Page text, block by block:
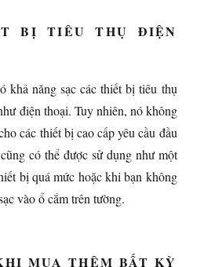
BỊ TIÊU THỤ ĐIỆN
khả năng sạc các thiết bị tiêu thụ
điện thoại. Tuy nhiên, nó không
các thiết bị cao cấp yêu cầu đầu
có thể được sử dụng như một
bị quá mức hoặc khi bạn không
vào ổ cắm trên tường.
MUA THÊM BẤT KỲ